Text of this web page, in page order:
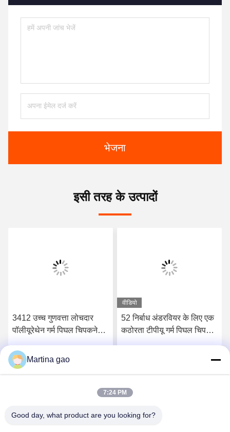
भेजना
इसी तरह के उत्पादों
3412 उच्च गुणवत्ता लोचदार
पॉलीयूरेथेन गर्म पिघल चिपकने
सर्वोत्तम मूल्य प्राप्त करें
वीडियो
52 निर्बाध अंडरवियर के लिए एक
कठोरता टीपीयू गर्म पिघल चिपकने
Martina gao
7:24 PM
Good day, what product are you looking for?